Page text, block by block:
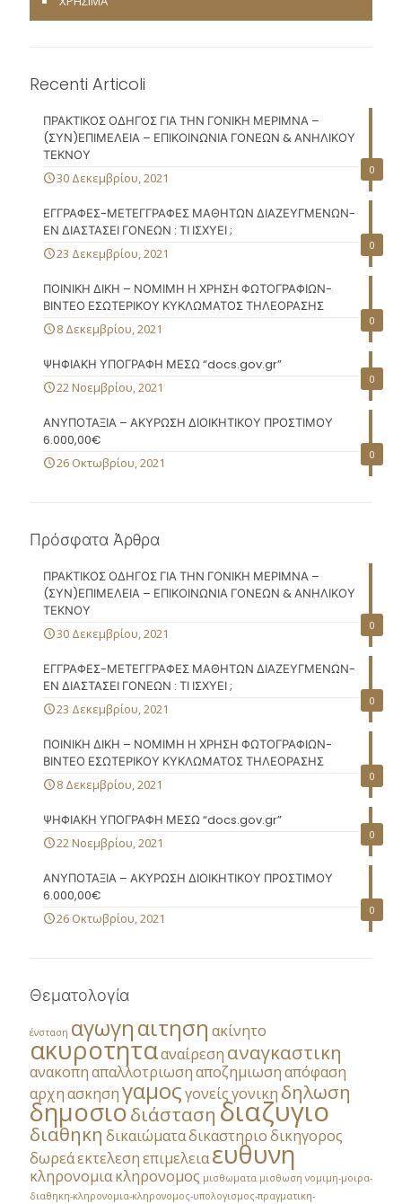
Recenti Articoli
0
ΠΡΑΚΤΙΚΟΣ ΟΔΗΓΟΣ ΓΙΑ ΤΗΝ ΓΟΝΙΚΗ ΜΕΡΙΜΝΑ –
(ΣΥΝ)ΕΠΙΜΕΛΕΙΑ – ΕΠΙΚΟΙΝΩΝΙΑ ΓΟΝΕΩΝ & ΑΝΗΛΙΚΟΥ
ΤΕΚΝΟΥ
30 Δεκεμβρίου, 2021
0
ΕΓΓΡΑΦΕΣ-ΜΕΤΕΓΓΡΑΦΕΣ ΜΑΘΗΤΩΝ ΔΙΑΖΕΥΓΜΕΝΩΝ-
ΕΝ ΔΙΑΣΤΑΣΕΙ ΓΟΝΕΩΝ : ΤΙ ΙΣΧΥΕΙ ;
23 Δεκεμβρίου, 2021
0
ΠΟΙΝΙΚΗ ΔΙΚΗ – ΝΟΜΙΜΗ Η ΧΡΗΣΗ ΦΩΤΟΓΡΑΦΙΩΝ-
ΒΙΝΤΕΟ ΕΣΩΤΕΡΙΚΟΥ ΚΥΚΛΩΜΑΤΟΣ ΤΗΛΕΟΡΑΣΗΣ
8 Δεκεμβρίου, 2021
0
ΨΗΦΙΑΚΗ ΥΠΟΓΡΑΦΗ ΜΕΣΩ “docs.gov.gr”
22 Νοεμβρίου, 2021
0
ΑΝΥΠΟΤΑΞΙΑ – ΑΚΥΡΩΣΗ ΔΙΟΙΚΗΤΙΚΟΥ ΠΡΟΣΤΙΜΟΥ
6.000,00€
26 Οκτωβρίου, 2021
Πρόσφατα Άρθρα
0
ΠΡΑΚΤΙΚΟΣ ΟΔΗΓΟΣ ΓΙΑ ΤΗΝ ΓΟΝΙΚΗ ΜΕΡΙΜΝΑ –
(ΣΥΝ)ΕΠΙΜΕΛΕΙΑ – ΕΠΙΚΟΙΝΩΝΙΑ ΓΟΝΕΩΝ & ΑΝΗΛΙΚΟΥ
ΤΕΚΝΟΥ
30 Δεκεμβρίου, 2021
0
ΕΓΓΡΑΦΕΣ-ΜΕΤΕΓΓΡΑΦΕΣ ΜΑΘΗΤΩΝ ΔΙΑΖΕΥΓΜΕΝΩΝ-
ΕΝ ΔΙΑΣΤΑΣΕΙ ΓΟΝΕΩΝ : ΤΙ ΙΣΧΥΕΙ ;
23 Δεκεμβρίου, 2021
0
ΠΟΙΝΙΚΗ ΔΙΚΗ – ΝΟΜΙΜΗ Η ΧΡΗΣΗ ΦΩΤΟΓΡΑΦΙΩΝ-
ΒΙΝΤΕΟ ΕΣΩΤΕΡΙΚΟΥ ΚΥΚΛΩΜΑΤΟΣ ΤΗΛΕΟΡΑΣΗΣ
8 Δεκεμβρίου, 2021
0
ΨΗΦΙΑΚΗ ΥΠΟΓΡΑΦΗ ΜΕΣΩ “docs.gov.gr”
22 Νοεμβρίου, 2021
0
ΑΝΥΠΟΤΑΞΙΑ – ΑΚΥΡΩΣΗ ΔΙΟΙΚΗΤΙΚΟΥ ΠΡΟΣΤΙΜΟΥ
6.000,00€
26 Οκτωβρίου, 2021
Θεματολογία
ένσταση αγωγηαιτηση ακίνητο
ακυροτητααναίρεση αναγκαστικη
ανακοπηαπαλλοτριωσηαποζημιωσηαπόφαση
αρχηασκησηγαμοςγονείςγονικη δηλωση
δημοσιοδιάσταση διαζυγιο
διαθηκη δικαιώματαδικαστηριοδικηγορος
δωρεάεκτελεσηεπιμελειαευθυνη
κληρονομιακληρονομος μισθωματα μισθωση νομιμη-μοιρα-
διαθηκη-κληρονομια-κληρονομος-υπολογισμος-πραγματικη-